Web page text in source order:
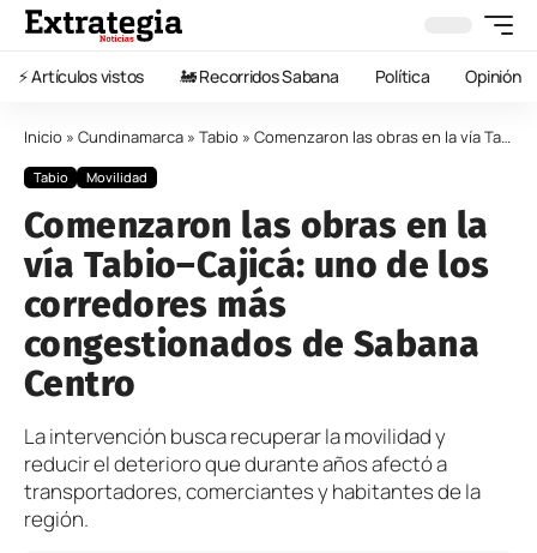
⚡️ Artículos vistos 🚂 Recorridos Sabana Política Opinión
Inicio » Cundinamarca » Tabio » Comenzaron las obras en la vía Tabio–Cajicá: uno de los corredores más congestionados de Sabana Centro
Tabio Movilidad
Comenzaron las obras en la
vía Tabio–Cajicá: uno de los
corredores más
congestionados de Sabana
Centro
La intervención busca recuperar la movilidad y
reducir el deterioro que durante años afectó a
transportadores, comerciantes y habitantes de la
región.